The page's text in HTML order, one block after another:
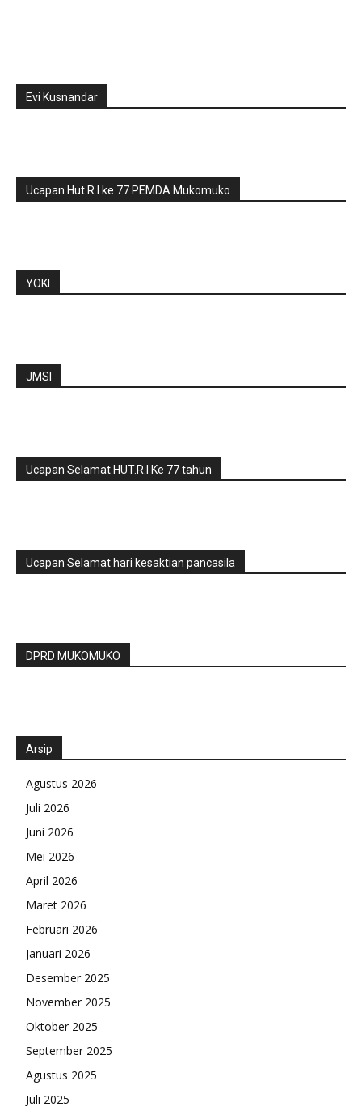
Evi Kusnandar
Ucapan Hut R.I ke 77 PEMDA Mukomuko
YOKI
JMSI
Ucapan Selamat HUT.R.I Ke 77 tahun
Ucapan Selamat hari kesaktian pancasila
DPRD MUKOMUKO
Arsip
Agustus 2026
Juli 2026
Juni 2026
Mei 2026
April 2026
Maret 2026
Februari 2026
Januari 2026
Desember 2025
November 2025
Oktober 2025
September 2025
Agustus 2025
Juli 2025